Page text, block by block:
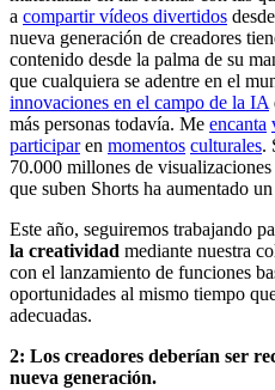
a compartir vídeos divertidos
nueva generación de creadores
contenido desde la palma de su
que cualquiera se adentre en el
innovaciones en el campo de la IA
más personas todavía. Me encanta
participaren momentos culturales.
70.000 millones de
que suben Shorts ha aumentado
Este año, seguiremos trabajando
la creatividad mediante nuestra
con el lanzamiento de funciones
oportunidades al mismo tiempo
adecuadas.
2: Los creadores deberían ser
nueva generación.